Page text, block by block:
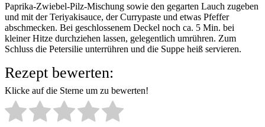
Paprika-Zwiebel-Pilz-Mischung sowie den gegarten Lauch zugeben
und mit der Teriyakisauce, der Currypaste und etwas Pfeffer
abschmecken. Bei geschlossenem Deckel noch ca. 5 Min. bei
kleiner Hitze durchziehen lassen, gelegentlich umrühren. Zum
Schluss die Petersilie unterrühren und die Suppe heiß servieren.
Rezept bewerten:
Klicke auf die Sterne um zu bewerten!